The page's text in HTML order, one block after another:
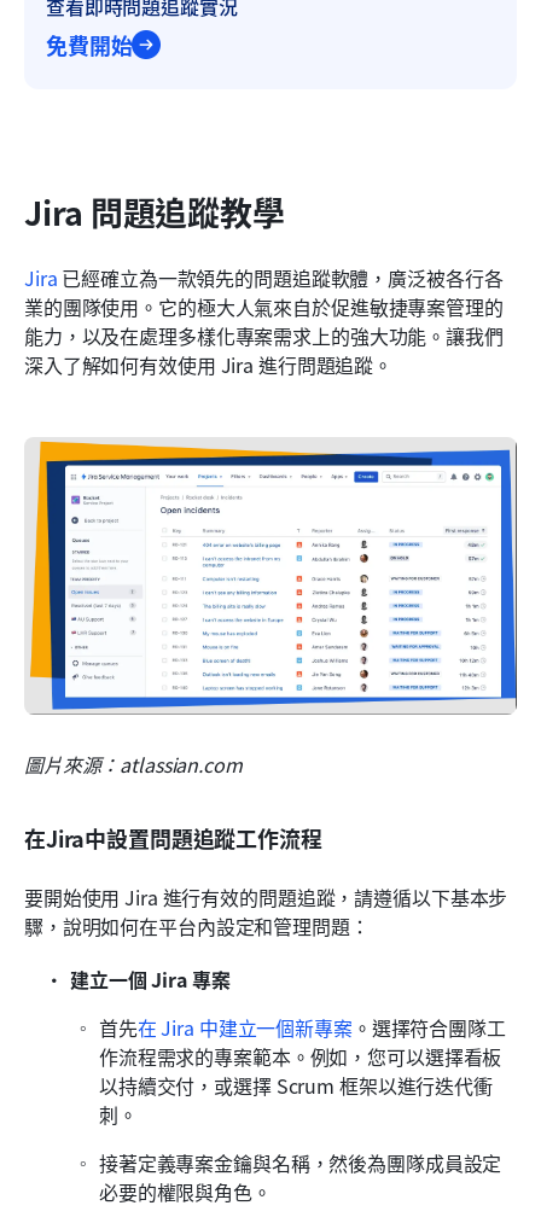
免費開始
Jira 問題追蹤教學
Jira 已經確立為一款領先的問題追蹤軟體，廣泛被各行各
業的團隊使用。它的極大人氣來自於促進敏捷專案管理的
能力，以及在處理多樣化專案需求上的強大功能。讓我們
深入了解如何有效使用 Jira 進行問題追蹤。
圖片來源：atlassian.com
在Jira中設置問題追蹤工作流程
要開始使用 Jira 進行有效的問題追蹤，請遵循以下基本步
驟，說明如何在平台內設定和管理問題：
建立一個 Jira 專案
首先在 Jira 中建立一個新專案。選擇符合團隊工
作流程需求的專案範本。例如，您可以選擇看板
以持續交付，或選擇 Scrum 框架以進行迭代衝
刺。
接著定義專案金鑰與名稱，然後為團隊成員設定
必要的權限與角色。